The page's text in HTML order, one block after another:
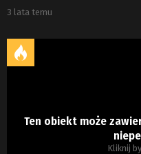
3 lata temu
Ten obiekt może
Kliknij